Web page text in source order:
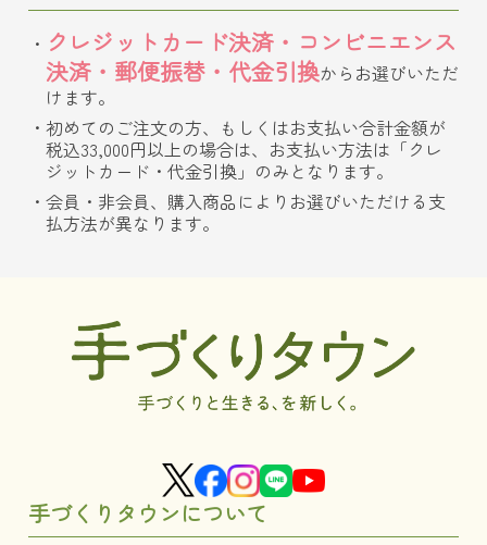
クレジットカード決済・コンビニエンス
決済・郵便振替・代金引換からお選びいただ
けます。
初めてのご注文の方、もしくはお支払い合計金額が
税込33,000円以上の場合は、お支払い方法は「クレ
ジットカード・代金引換」のみとなります。
会員・非会員、購入商品によりお選びいただける支
払方法が異なります。
手づくりタウンについて